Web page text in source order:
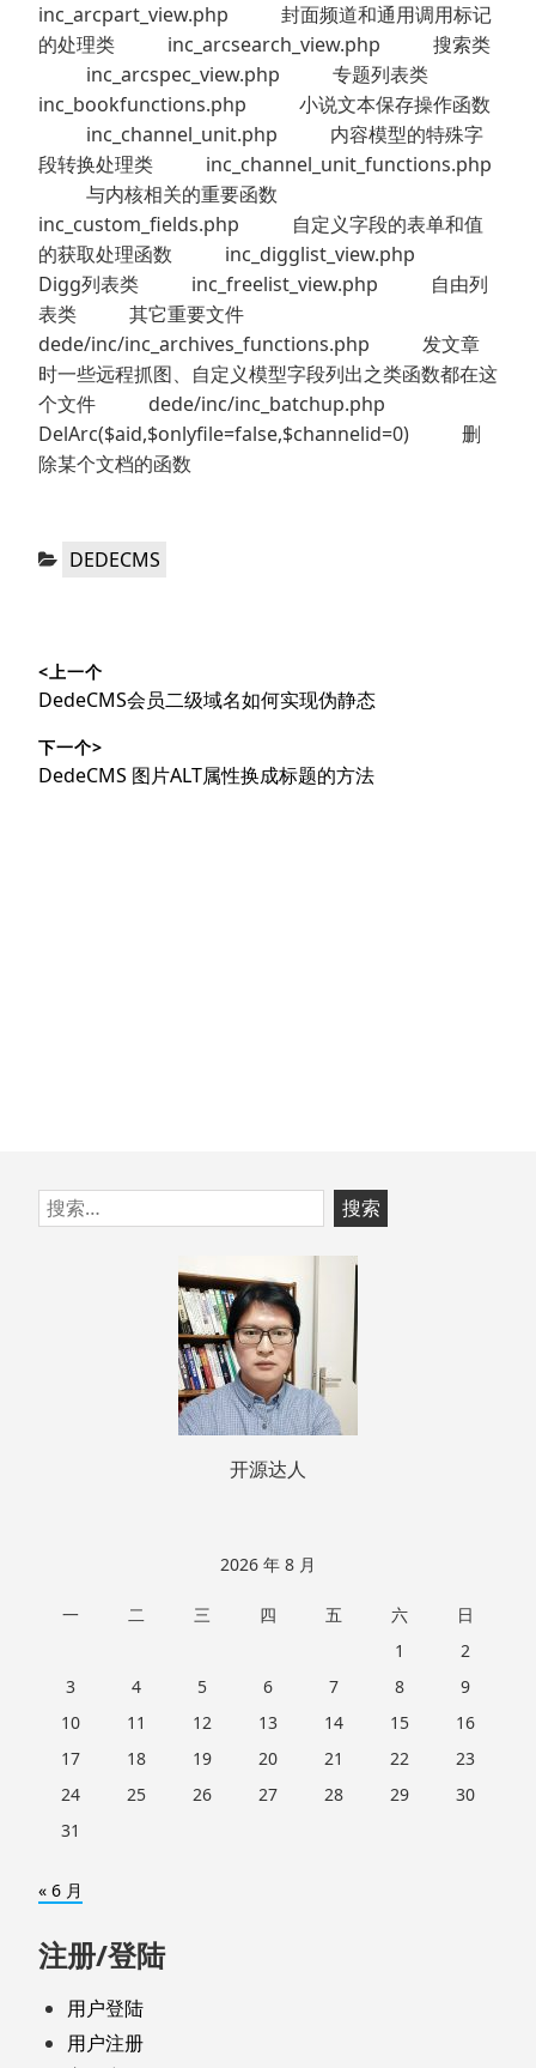
inc_arcpart_view.php 封面频道和通用调用标记
的处理类 inc_arcsearch_view.php 搜索类
inc_arcspec_view.php 专题列表类
inc_bookfunctions.php 小说文本保存操作函数
inc_channel_unit.php 内容模型的特殊字
段转换处理类 inc_channel_unit_functions.php
与内核相关的重要函数
inc_custom_fields.php 自定义字段的表单和值
的获取处理函数 inc_digglist_view.php
Digg列表类 inc_freelist_view.php 自由列
表类 其它重要文件
dede/inc/inc_archives_functions.php 发文章
时一些远程抓图、自定义模型字段列出之类函数都在这
个文件 dede/inc/inc_batchup.php
DelArc($aid,$onlyfile=false,$channelid=0) 删
除某个文档的函数
分
DEDECMS
章
导
航
<上一个
上
文
章：
DedeCMS会员二级域名如何实现伪静态
下一个>
下
DedeCMS 图片ALT属性换成标题的方法
跳
至
搜
索：
开源达人
2026 年 8 月
一 二 三 四 五 六
日
1
2
3
4 5 6 7 8
9
10
11 12 13 14 15
16
17
18 19 20 21 22
23
24
25 26 27 28 29
30
31
« 6 月
注册/登陆
用户登陆
用户注册